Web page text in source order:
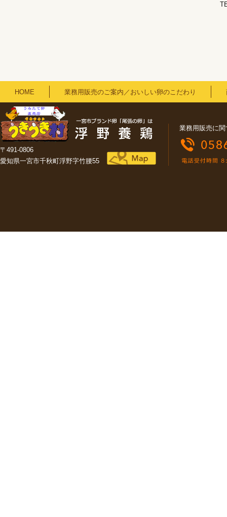
HOME 業務用販売のご案内／おいしい卵のこだわり
〒491-0806
愛知県一宮市千秋町浮野字竹腰55
業務用販売に